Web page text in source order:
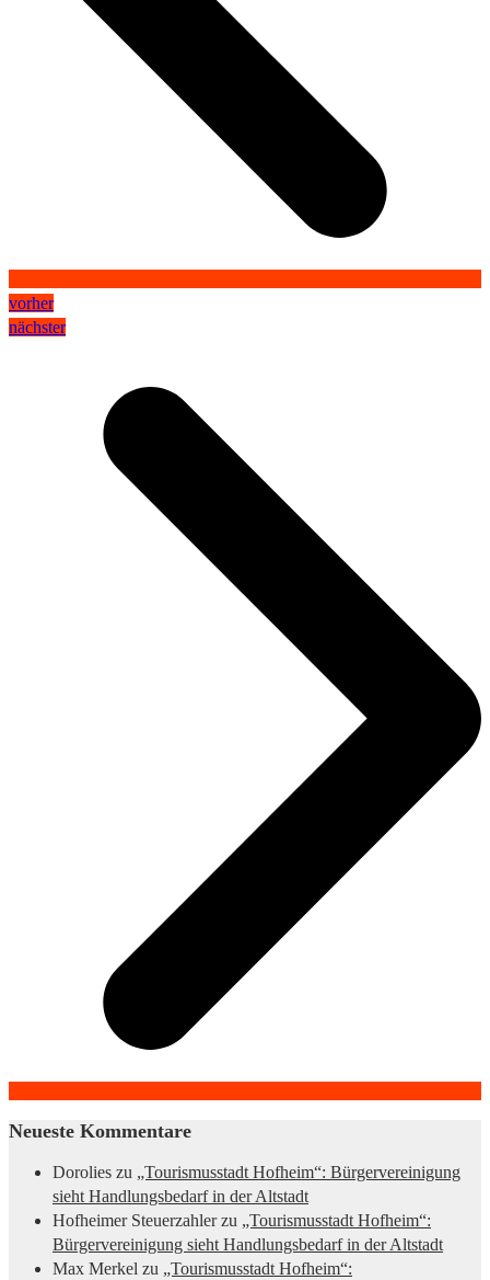
vorher
nächster
Neueste Kommentare
Dorolies zu „Tourismusstadt Hofheim“: Bürgervereinigung
sieht Handlungsbedarf in der Altstadt
Hofheimer Steuerzahlerzu „Tourismusstadt Hofheim“:
Bürgervereinigung sieht Handlungsbedarf in der Altstadt
Max Merkel zu „Tourismusstadt Hofheim“: